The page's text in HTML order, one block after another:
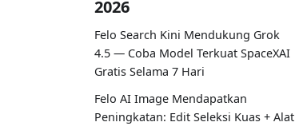
2026
Felo Search Kini Mendukung Grok
4.5 — Coba Model Terkuat SpaceXAI
Gratis Selama 7 Hari
Felo AI Image Mendapatkan
Peningkatan: Edit Seleksi Kuas + Alat